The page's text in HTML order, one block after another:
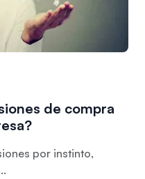
de compra
por instinto,